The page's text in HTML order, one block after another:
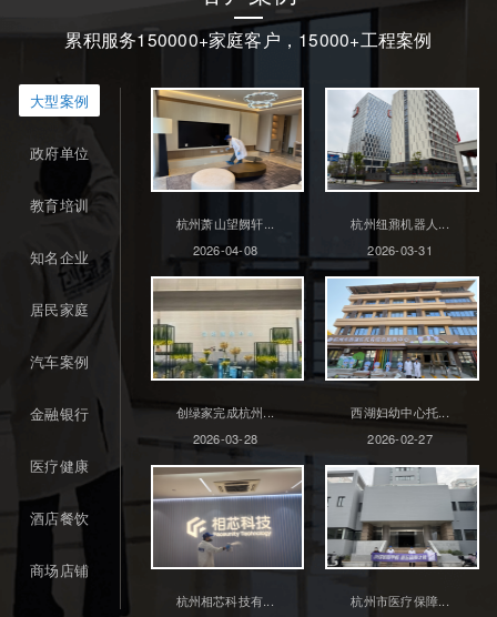
累积服务150000+家庭客户，15000+工程案例
大型案例
政府单位
教育培训
知名企业
居民家庭
汽车案例
金融银行
医疗健康
酒店餐饮
商场店铺
杭州萧山望阙轩...
2026-04-08
杭州纽鼐机器人...
2026-03-31
创绿家完成杭州...
2026-03-28
西湖妇幼中心托...
2026-02-27
杭州相芯科技有...
杭州市医疗保障...